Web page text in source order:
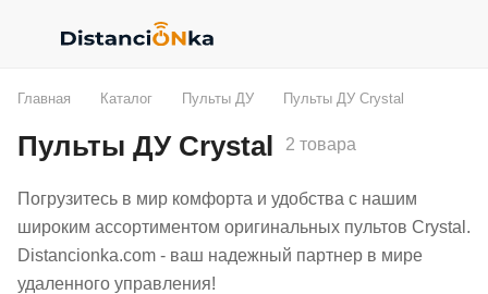
Главная Каталог Пульты ДУ Пульты ДУ Crystal
Пульты ДУ Crystal 2 товара
Погрузитесь в мир комфорта и удобства с нашим
широким ассортиментом оригинальных пультов Crystal.
Distancionka.com - ваш надежный партнер в мире
удаленного управления!